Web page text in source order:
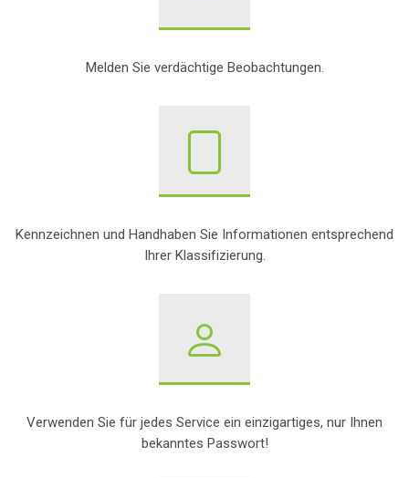
Melden Sie verdächtige Beobachtungen.
Kennzeichnen und Handhaben Sie Informationen entsprechend
Ihrer Klassifizierung.
Verwenden Sie für jedes Service ein einzigartiges, nur Ihnen
bekanntes Passwort!